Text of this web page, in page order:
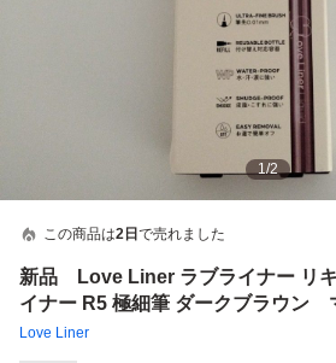
1/2
この商品は2日 で売れました
新品 Love Liner ラブライナー リ
イナー R5 極細筆 ダークブラウン
Love Liner